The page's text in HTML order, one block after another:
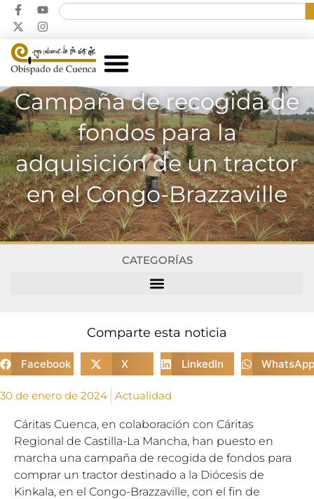
Campaña de recogida de
fondos para la
adquisición de un tractor
en el Congo-Brazzaville
CATEGORÍAS
Comparte esta noticia
Facebook X LinkedIn WhatsApp
30 de enero de 2024 Actualidad
Cáritas Cuenca, en colaboración con Cáritas
Regional de Castilla-La Mancha, han puesto en
marcha una campaña de recogida de fondos para
comprar un tractor destinado a la Diócesis de
Kinkala, en el Congo-Brazzaville, con el fin de